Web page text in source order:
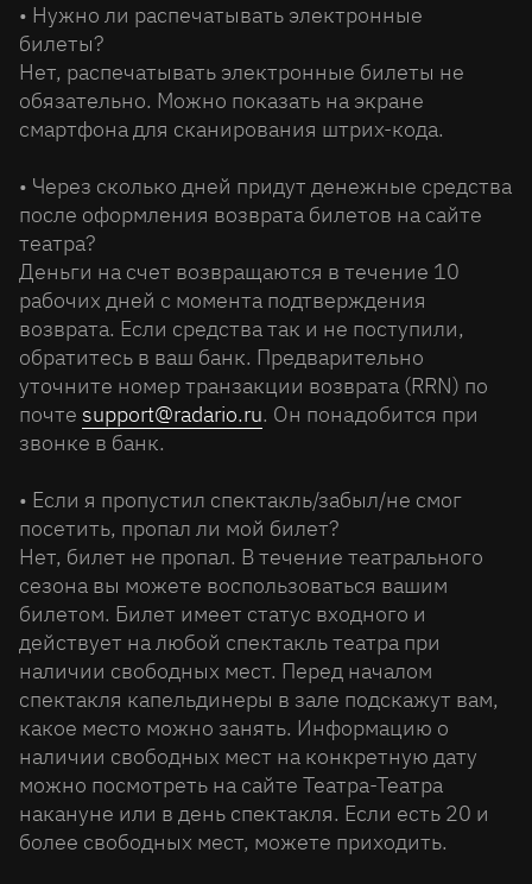
• Нужно ли распечатывать электронные
билеты?
Нет, распечатывать электронные билеты не
обязательно. Можно показать на экране
смартфона для сканирования штрих-кода.
• Через сколько дней придут денежные средства
после оформления возврата билетов на сайте
театра?
Деньги на счет возвращаются в течение 10
рабочих дней с момента подтверждения
возврата. Если средства так и не поступили,
обратитесь в ваш банк. Предварительно
уточните номер транзакции возврата (RRN) по
почте support@radario.ru. Он понадобится при
звонке в банк.
• Если я пропустил спектакль/забыл/не смог
посетить, пропал ли мой билет?
Нет, билет не пропал. В течение театрального
сезона вы можете воспользоваться вашим
билетом. Билет имеет статус входного и
действует на любой спектакль театра при
наличии свободных мест. Перед началом
спектакля капельдинеры в зале подскажут вам,
какое место можно занять. Информацию о
наличии свободных мест на конкретную дату
можно посмотреть на сайте Театра-Театра
накануне или в день спектакля. Если есть 20 и
более свободных мест, можете приходить.